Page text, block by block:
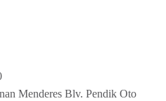
Menderes Blv. Pendik Oto